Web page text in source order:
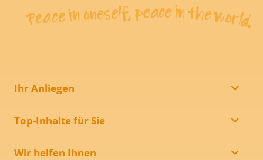
Ihr Anliegen
Top-Inhalte für Sie
Wir helfen Ihnen